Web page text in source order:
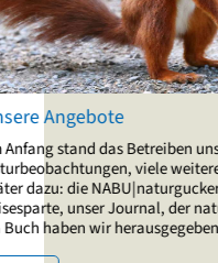
für
kamen
unsere
und auch
Wann findet
Lieblingsziel